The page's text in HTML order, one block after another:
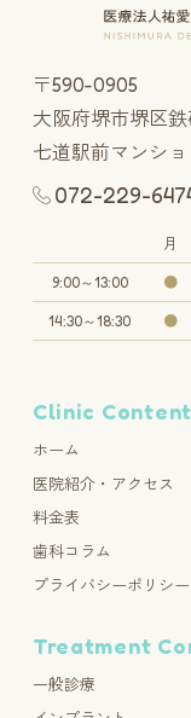
〒590-0905
大阪府堺市堺区鉄
七道駅前マンショ
072-229-
月
9:00～13:00 ●
14:30～18:30 ●
Clinic
ホーム
医院紹介・アクセス
料金表
歯科コラム
プライバシーポリシー
Treatment
一般診療